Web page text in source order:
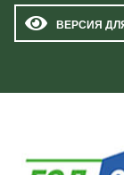
ВЕРСИЯ